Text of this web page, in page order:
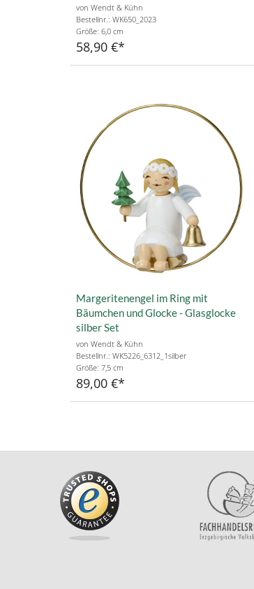
von Wendt & Kühn
Bestellnr.: WK650_2023
Größe: 6,0 cm
58,90 €
Margeritenengel im Ring mit
Bäumchen und Glocke - Glasglocke
silber Set
von Wendt & Kühn
Bestellnr.: WK5226_6312_1silber
Größe: 7,5 cm
89,00 €